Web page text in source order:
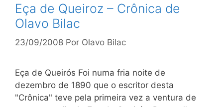
Eça de Queiroz – Crônica de
Olavo Bilac
23/09/2008 Por Olavo Bilac
Eça de Queirós Foi numa fria noite de
dezembro de 1890 que o escritor desta
"Crônica" teve pela primeira vez a ventura de